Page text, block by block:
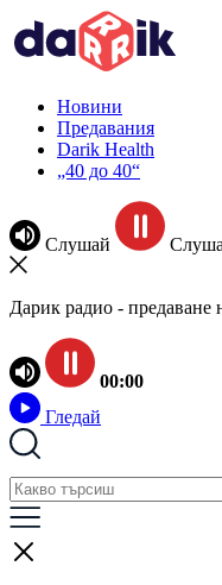
Новини
Предавания
Darik Health
„40 до 40“
Слушай
Дарик радио - предаване
00:00
Гледай